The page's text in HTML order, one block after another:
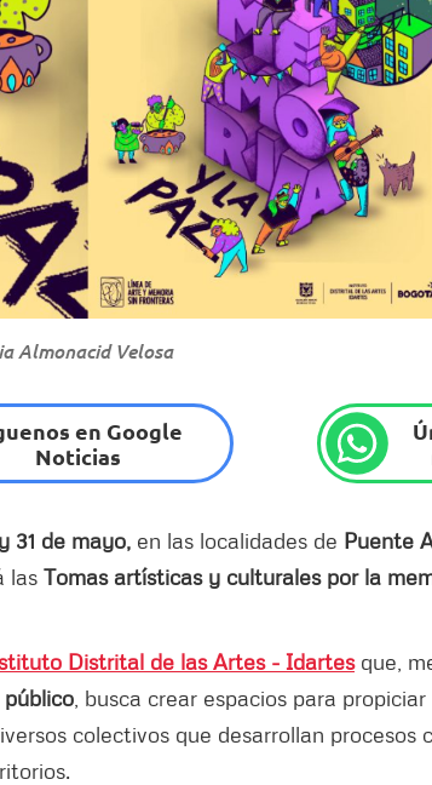
Almonacid Velosa
en Google
Noticias
31 de mayo, en las localidades de Puente
las Tomas artísticas y culturales por la
Distrital de las Artes - Idartesque,
, busca crear espacios para
colectivos que desarrollan procesos